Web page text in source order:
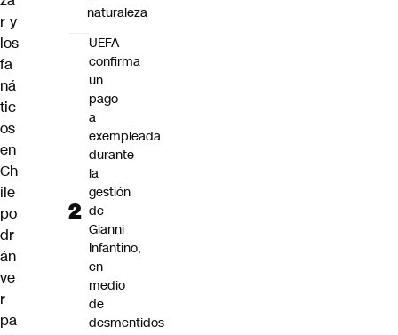
r y
los
fa
ná
tic
os
en
Ch
ile
po
dr
án
ve
r
pa
naturaleza
UEFA
confirma
un
pago
a
exempleada
durante
la
gestión
de
Gianni
Infantino,
en
medio
de
desmentidos